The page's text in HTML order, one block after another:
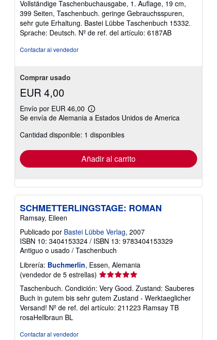
vendedor:
5
de
5
Vollständige Taschenbuchausgabe, 1. Auflage, 19 cm,
399 Seiten, Taschenbuch. geringe Gebrauchsspuren,
sehr gute Erhaltung. Bastei Lübbe Taschenbuch 15332.
Sprache: Deutsch. Nº de ref. del artículo: 6187AB
Contactar al vendedor
Comprar usado
EUR 4,00
Envío por EUR 46,00
Más
información
las
tarifas
envío
Se envía de Alemania a Estados Unidos de America
Cantidad disponible: 1 disponibles
Añadir al carrito
SCHMETTERLINGSTAGE: ROMAN
Ramsay, Eileen
Publicado por Bastei Lübbe Verlag, 2007
ISBN 10: 3404153324 / ISBN 13: 9783404153329
Antiguo o usado / Taschenbuch
Librería: Buchmerlin, Essen, Alemania
(vendedor de 5 estrellas) Calificación
del
vendedor:
5
de
Taschenbuch. Condición: Very Good. Zustand: Sauberes
Buch in gutem bis sehr gutem Zustand - Werktaeglicher
Versand! Nº de ref. del artículo: 211223 Ramsay TB
rosaHellbraun BL
Contactar al vendedor